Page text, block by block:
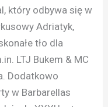
który odbywa się w
Adriatyk,
tło dla
LTJ Bukem & MC
Dodatkowo
w Barbarellas